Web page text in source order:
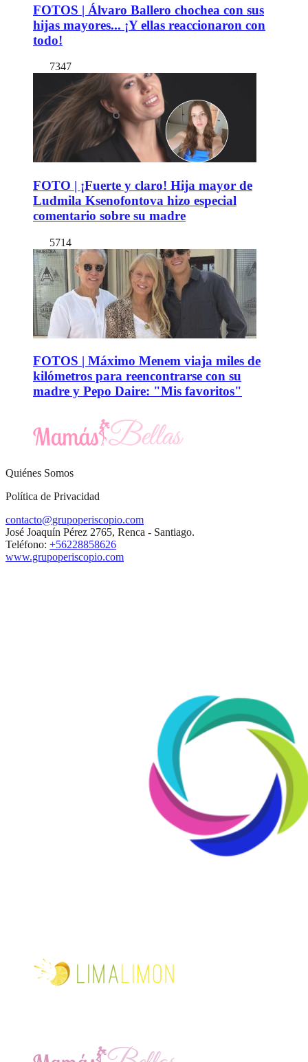
FOTOS | Álvaro Ballero chochea con sus
hijas mayores... ¡Y ellas reaccionaron con
todo!
7347
FOTO | ¡Fuerte y claro! Hija mayor de
Ludmila Ksenofontova hizo especial
comentario sobre su madre
5714
FOTOS | Máximo Menem viaja miles de
kilómetros para reencontrarse con su
madre y Pepo Daire: "Mis favoritos"
Quiénes Somos
Política de Privacidad
contacto@grupoperiscopio.com
José Joaquín Pérez 2765, Renca - Santiago.
Teléfono: +56228858626
www.grupoperiscopio.com